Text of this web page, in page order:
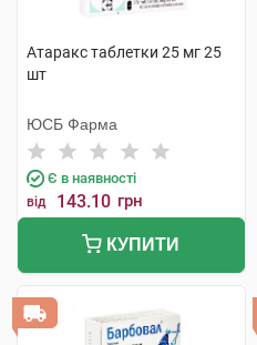
Атаракс таблетки 25 мг 25
шт
ЮСБ Фарма
Є в наявності
від 143.10 грн
КУПИТИ